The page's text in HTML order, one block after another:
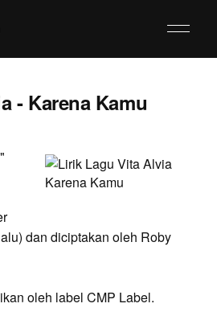
- Karena Kamu
"
dan diciptakan oleh Roby
oleh label CMP Label.